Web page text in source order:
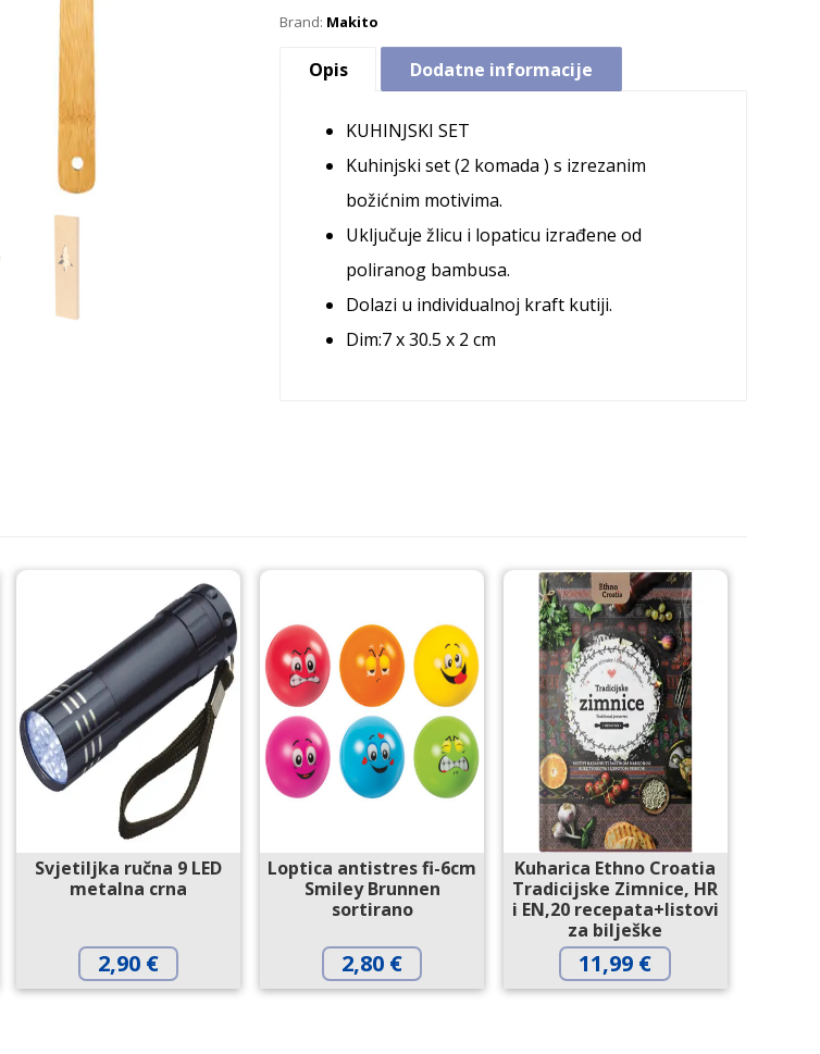
Brand: Makito
Opis Dodatne informacije
KUHINJSKI SET
Kuhinjski set (2 komada ) s izrezanim
božićnim motivima.
Uključuje žlicu i lopaticu izrađene od
poliranog bambusa.
Dolazi u individualnoj kraft kutiji.
Dim:7 x 30.5 x 2 cm
Svjetiljka ručna 9 LED
metalna crna
2,90 €
Loptica antistres fi-6cm
Smiley Brunnen
sortirano
2,80 €
Kuharica Ethno Croatia
Tradicijske Zimnice, HR
i EN,20 recepata+listovi
za bilješke
11,99 €